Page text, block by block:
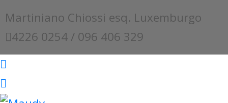
Martiniano Chiossi esq. Luxemburgo
4226 0254 / 096 406 329